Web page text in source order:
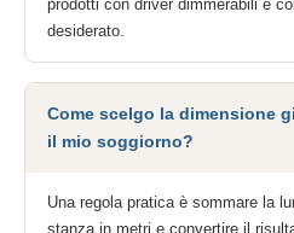
prodotti con driver dimmerabili e
desiderato.
Come scelgo la dimensione
il mio soggiorno?
Una regola pratica è sommare la
stanza in metri e convertire il